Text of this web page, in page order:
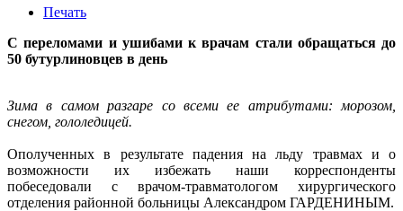
Печать
С переломами и ушибами к врачам стали обращаться до
50 бутурлиновцев в день
Зима в самом разгаре со всеми ее атрибутами: морозом,
снегом, гололедицей.
Ополученных в результате падения на льду травмах и о
возможности их избежать наши корреспонденты
побеседовали с врачом-травматологом хирургического
отделения районной больницы Александром ГАРДЕНИНЫМ.